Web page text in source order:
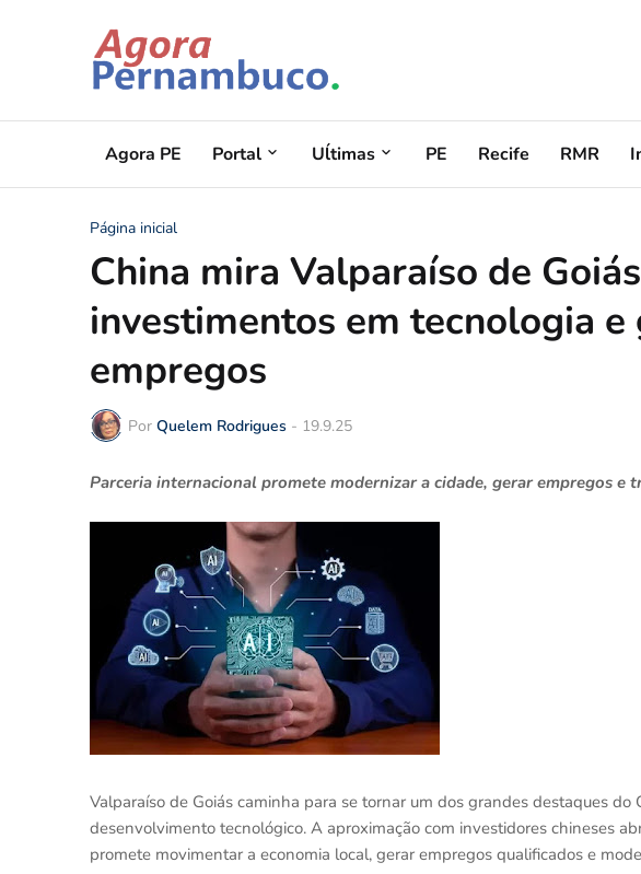
Agora PE Portal Uĺtimas PE Recife RMR
Página inicial
China mira Valparaíso de
investimentos em tecnologia e
empregos
Por Quelem Rodrigues - 19.9.25
Parceria internacional promete modernizar a cidade, gerar empregos e
Valparaíso de Goiás caminha para se tornar um dos grandes destaques
desenvolvimento tecnológico. A aproximação com investidores chineses
promete movimentar a economia local, gerar empregos qualificados e